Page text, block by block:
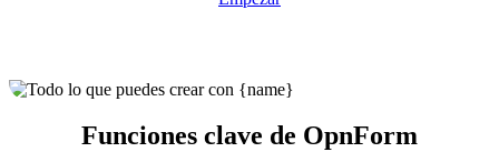
Funciones clave de OpnForm